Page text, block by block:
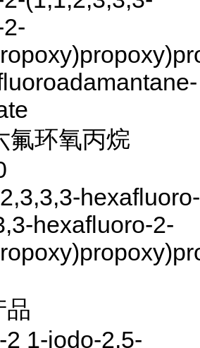
氟环氧丙烷
hexafluoro-
hexafluoro-2-
品
1-iodo-2,5-